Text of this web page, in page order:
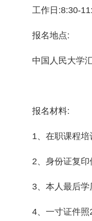
工作日:8:30-
报名地点:
中国人民大学
报名材料:
1、在职课程
2、身份证复
3、本人最后
4、一寸证件